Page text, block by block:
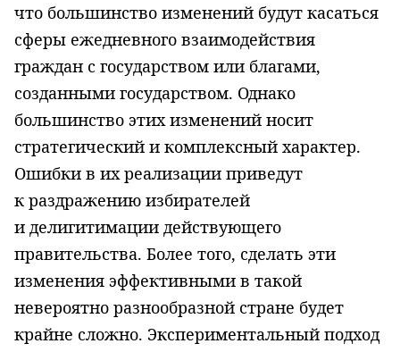
что большинство изменений будут касаться
сферы ежедневного взаимодействия
граждан с государством или благами,
созданными государством. Однако
большинство этих изменений носит
стратегический и комплексный характер.
Ошибки в их реализации приведут
к раздражению избирателей
и делигитимации действующего
правительства. Более того, сделать эти
изменения эффективными в такой
невероятно разнообразной стране будет
крайне сложно. Экспериментальный подход